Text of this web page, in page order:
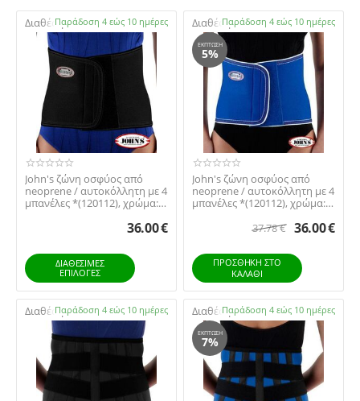
Διαθέσιμο:Παράδοση 4 εώς 10 ημέρες
​John's ζώνη οσφύος από
neoprene / αυτοκόλλητη με 4
μπανέλες *(120112), χρώμα:
36.00€
ΔΙΑΘΕΣΙΜΕΣ
ΕΠΙΛΟΓΈΣ
Διαθέσιμο:Παράδοση 4 εώς 10 ημέρες
ΈΚΠΤΩΣΗ
5%
​John's ζώνη οσφύος από
neoprene / αυτοκόλλητη με 4
μπανέλες *(120112), χρώμα:
37.78€ 36.00€
ΠΡΟΣΘΉΚΗ ΣΤΟ
ΚΑΛΆΘΙ
Διαθέσιμο:Παράδοση 4 εώς 10 ημέρες Διαθέσιμο:Παράδοση 4 εώς 10 ημέρες
ΈΚΠΤΩΣΗ
7%